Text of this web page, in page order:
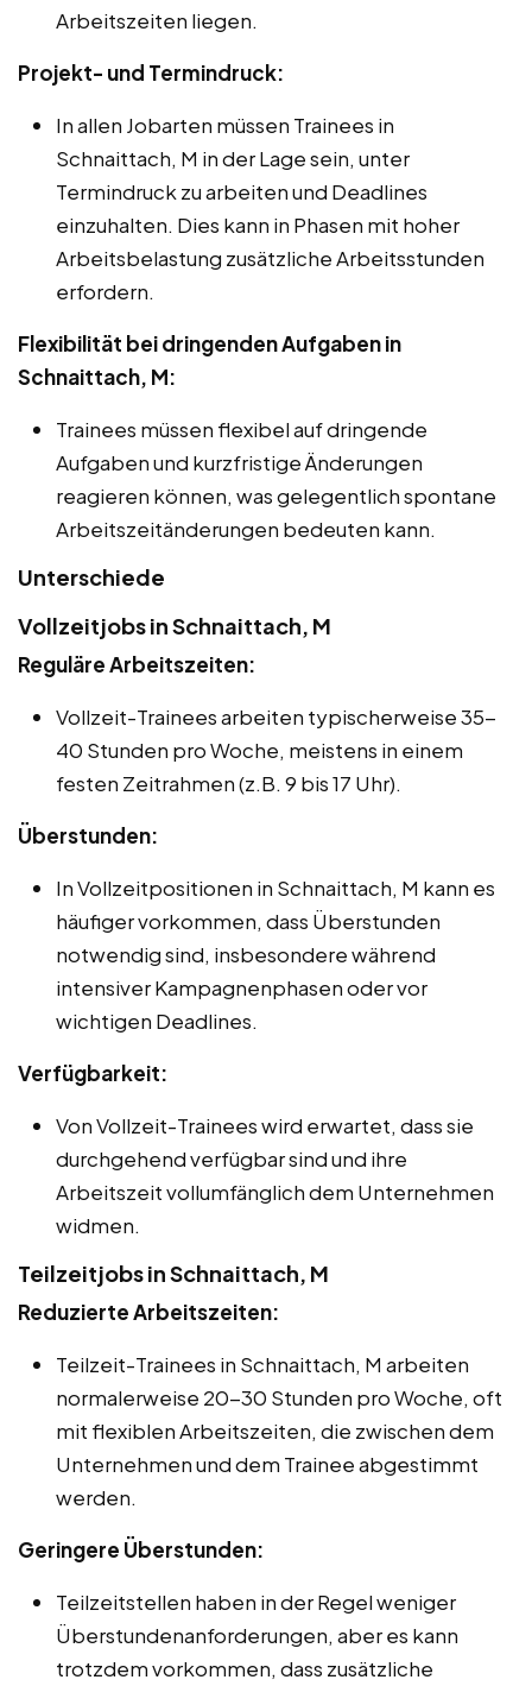
Arbeitszeiten liegen.
Projekt- und Termindruck:
In allen Jobarten müssen Trainees in
Schnaittach, M in der Lage sein, unter
Termindruck zu arbeiten und Deadlines
einzuhalten. Dies kann in Phasen mit hoher
Arbeitsbelastung zusätzliche Arbeitsstunden
erfordern.
Flexibilität bei dringenden Aufgaben in
Schnaittach, M:
Trainees müssen flexibel auf dringende
Aufgaben und kurzfristige Änderungen
reagieren können, was gelegentlich spontane
Arbeitszeitänderungen bedeuten kann.
Unterschiede
Vollzeitjobs in Schnaittach, M
Reguläre Arbeitszeiten:
Vollzeit-Trainees arbeiten typischerweise 35-
40 Stunden pro Woche, meistens in einem
festen Zeitrahmen (z.B. 9 bis 17 Uhr).
Überstunden:
In Vollzeitpositionen in Schnaittach, M kann es
häufiger vorkommen, dass Überstunden
notwendig sind, insbesondere während
intensiver Kampagnenphasen oder vor
wichtigen Deadlines.
Verfügbarkeit:
Von Vollzeit-Trainees wird erwartet, dass sie
durchgehend verfügbar sind und ihre
Arbeitszeit vollumfänglich dem Unternehmen
widmen.
Teilzeitjobs in Schnaittach, M
Reduzierte Arbeitszeiten:
Teilzeit-Trainees in Schnaittach, M arbeiten
normalerweise 20-30 Stunden pro Woche, oft
mit flexiblen Arbeitszeiten, die zwischen dem
Unternehmen und dem Trainee abgestimmt
werden.
Geringere Überstunden:
Teilzeitstellen haben in der Regel weniger
Überstundenanforderungen, aber es kann
trotzdem vorkommen, dass zusätzliche